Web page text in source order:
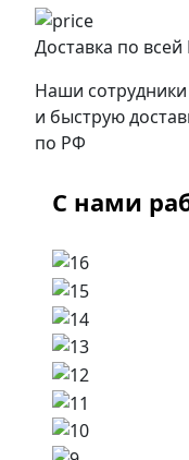
Доставка по всей
Наши
и быструю
по РФ
С нами